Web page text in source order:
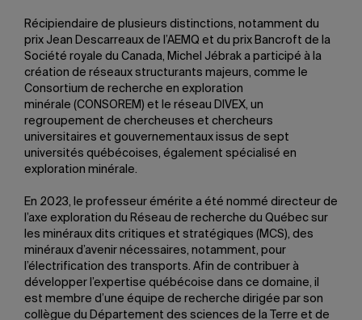
Récipiendaire de plusieurs distinctions, notamment du
prix Jean Descarreaux de l’AEMQ et du prix Bancroft de la
Société royale du Canada, Michel Jébrak a participé à la
création de réseaux structurants majeurs, comme le
Consortium de recherche en exploration
minérale (CONSOREM) et le réseau DIVEX, un
regroupement de chercheuses et chercheurs
universitaires et gouvernementaux issus de sept
universités québécoises, également spécialisé en
exploration minérale.
En 2023, le professeur émérite a été nommé directeur de
l’axe exploration du Réseau de recherche du Québec sur
les minéraux dits critiques et stratégiques (MCS), des
minéraux d’avenir nécessaires, notamment, pour
l’électrification des transports. Afin de contribuer à
développer l’expertise québécoise dans ce domaine, il
est membre d’une équipe de recherche dirigée par son
collègue du Département des sciences de la Terre et de